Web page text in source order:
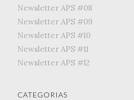
Newsletter APS #08
Newsletter APS #09
Newsletter APS #10
Newsletter APS #11
Newsletter APS #12
CATEGORIAS